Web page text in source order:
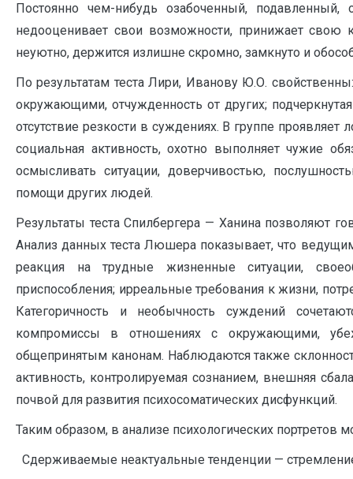
Постоянно чем-нибудь озабоченный,
недооценивает свои возможности, принижает свою
неуютно, держится излишне скромно, замкнуто и
По результатам теста Лири, Иванову Ю.О.
окружающими, отчужденность от других;
отсутствие резкости в суждениях. В группе
социальная активность, охотно выполняет чужие
осмысливать ситуации, доверчивостью,
помощи других людей.
Результаты теста Спилбергера — Ханина позволяют
Анализ данных теста Люшера показывает, что
реакция на трудные жизненные ситуации,
приспособления; ирреальные требования к жизни,
Категоричность и необычность суждений
компромиссы в отношениях с окружающими,
общепринятым канонам. Наблюдаются также
активность, контролируемая сознанием, внешняя
почвой для развития психосоматических дисфункций.
Таким образом, в анализе психологических
Сдерживаемые неактуальные тенденции —